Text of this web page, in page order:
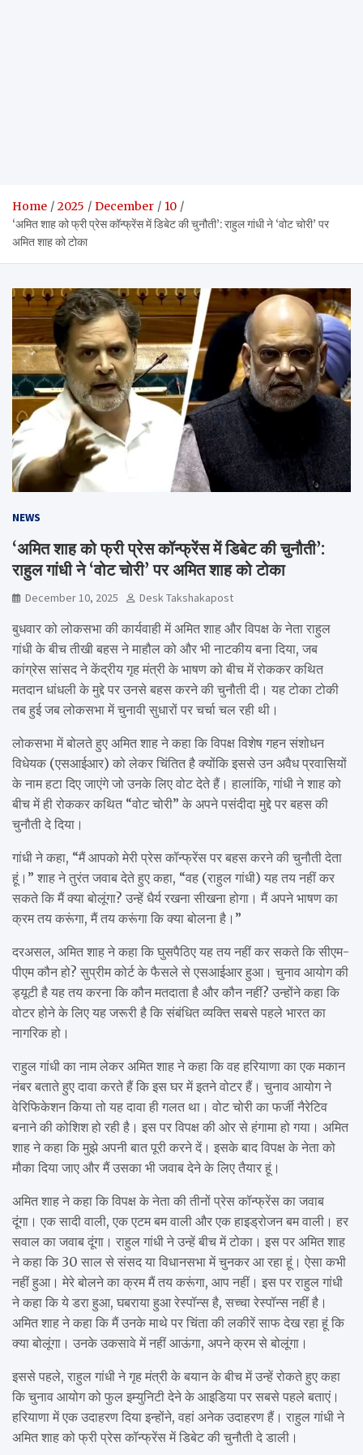
Home 2025 December
10
‘अमित शाह को फ्री प्रेस कॉन्फ्रेंस में डिबेट की चुनौती’: राहुल गांधी ने ‘वोट चोरी’ पर
अमित शाह को टोका
NEWS
‘अमित शाह को फ्री प्रेस कॉन्फ्रेंस में डिबेट की चुनौती’:
राहुल गांधी ने ‘वोट चोरी’ पर अमित शाह को टोका
December 10, 2025 Desk Takshakapost
बुधवार को लोकसभा की कार्यवाही में अमित शाह और विपक्ष के नेता राहुल
गांधी के बीच तीखी बहस ने माहौल को और भी नाटकीय बना दिया, जब
कांग्रेस सांसद ने केंद्रीय गृह मंत्री के भाषण को बीच में रोककर कथित
मतदान धांधली के मुद्दे पर उनसे बहस करने की चुनौती दी। यह टोका टोकी
तब हुई जब लोकसभा में चुनावी सुधारों पर चर्चा चल रही थी।
लोकसभा में बोलते हुए अमित शाह ने कहा कि विपक्ष विशेष गहन संशोधन
विधेयक (एसआईआर) को लेकर चिंतित है क्योंकि इससे उन अवैध प्रवासियों
के नाम हटा दिए जाएंगे जो उनके लिए वोट देते हैं। हालांकि, गांधी ने शाह को
बीच में ही रोककर कथित “वोट चोरी” के अपने पसंदीदा मुद्दे पर बहस की
चुनौती दे दिया।
गांधी ने कहा, “मैं आपको मेरी प्रेस कॉन्फ्रेंस पर बहस करने की चुनौती देता
हूं।” शाह ने तुरंत जवाब देते हुए कहा, “वह (राहुल गांधी) यह तय नहीं कर
सकते कि मैं क्या बोलूंगा? उन्हें धैर्य रखना सीखना होगा। मैं अपने भाषण का
क्रम तय करूंगा, मैं तय करूंगा कि क्या बोलना है।”
दरअसल, अमित शाह ने कहा कि घुसपैठिए यह तय नहीं कर सकते कि सीएम-
पीएम कौन हो? सुप्रीम कोर्ट के फैसले से एसआईआर हुआ। चुनाव आयोग की
ड्यूटी है यह तय करना कि कौन मतदाता है और कौन नहीं? उन्होंने कहा कि
वोटर होने के लिए यह जरूरी है कि संबंधित व्यक्ति सबसे पहले भारत का
नागरिक हो।
राहुल गांधी का नाम लेकर अमित शाह ने कहा कि वह हरियाणा का एक मकान
नंबर बताते हुए दावा करते हैं कि इस घर में इतने वोटर हैं। चुनाव आयोग ने
वेरिफिकेशन किया तो यह दावा ही गलत था। वोट चोरी का फर्जी नैरेटिव
बनाने की कोशिश हो रही है। इस पर विपक्ष की ओर से हंगामा हो गया। अमित
शाह ने कहा कि मुझे अपनी बात पूरी करने दें। इसके बाद विपक्ष के नेता को
मौका दिया जाए और मैं उसका भी जवाब देने के लिए तैयार हूं।
अमित शाह ने कहा कि विपक्ष के नेता की तीनों प्रेस कॉन्फ्रेंस का जवाब
दूंगा। एक सादी वाली, एक एटम बम वाली और एक हाइड्रोजन बम वाली। हर
सवाल का जवाब दूंगा। राहुल गांधी ने उन्हें बीच में टोका। इस पर अमित शाह
ने कहा कि 30 साल से संसद या विधानसभा में चुनकर आ रहा हूं। ऐसा कभी
नहीं हुआ। मेरे बोलने का क्रम मैं तय करूंगा, आप नहीं। इस पर राहुल गांधी
ने कहा कि ये डरा हुआ, घबराया हुआ रेस्पॉन्स है, सच्चा रेस्पॉन्स नहीं है।
अमित शाह ने कहा कि मैं उनके माथे पर चिंता की लकीरें साफ देख रहा हूं कि
क्या बोलूंगा। उनके उकसावे में नहीं आऊंगा, अपने क्रम से बोलूंगा।
इससे पहले, राहुल गांधी ने गृह मंत्री के बयान के बीच में उन्हें रोकते हुए कहा
कि चुनाव आयोग को फुल इम्युनिटी देने के आइडिया पर सबसे पहले बताएं।
हरियाणा में एक उदाहरण दिया इन्होंने, वहां अनेक उदाहरण हैं। राहुल गांधी ने
अमित शाह को फ्री प्रेस कॉन्फ्रेंस में डिबेट की चुनौती दे डाली।